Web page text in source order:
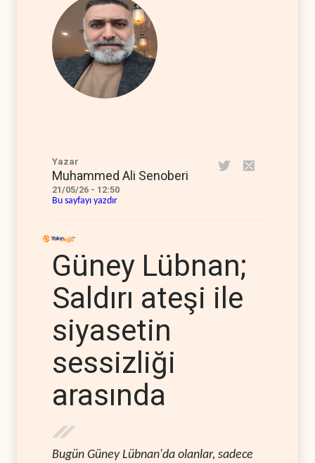
Yazar
Muhammed Ali Senoberi
21/05/26 - 12:50
Bu sayfayı yazdır
Güney Lübnan;
Saldırı ateşi ile
siyasetin
sessizliği
arasında
Bugün Güney Lübnan'da olanlar, sadece